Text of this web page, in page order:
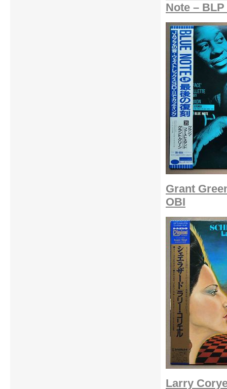
Note – BLP
Grant
OBI
Larry